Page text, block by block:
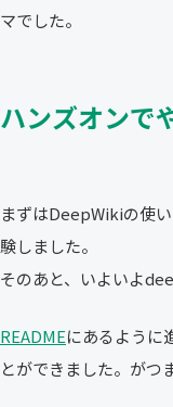
マでした。
ハンズオンで
まずはDeepWikiの使
験しました。
そのあと、いよいよ
READMEにあるように
とができました。がつ